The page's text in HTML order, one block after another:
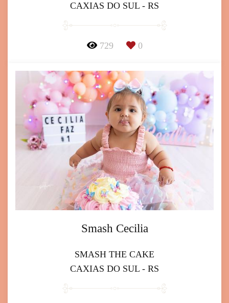
CAXIAS DO SUL - RS
729 0
Smash Cecilia
SMASH THE CAKE
CAXIAS DO SUL - RS